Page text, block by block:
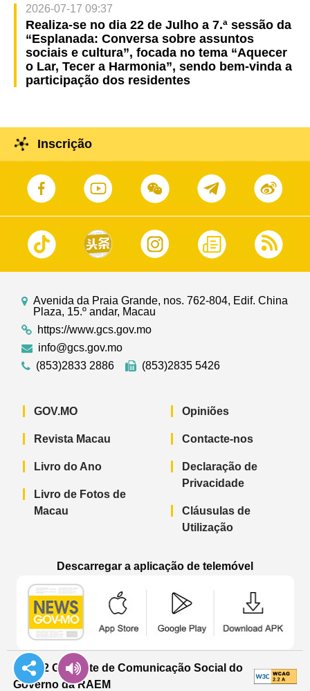
2026-07-17 09:37
Realiza-se no dia 22 de Julho a 7.ª sessão da
“Esplanada: Conversa sobre assuntos
sociais e cultura”, focada no tema “Aquecer
o Lar, Tecer a Harmonia”, sendo bem-vinda a
participação dos residentes
Inscrição
Avenida da Praia Grande, nos. 762-804, Edif. China
Plaza, 15.º andar, Macau
https://www.gcs.gov.mo
info@gcs.gov.mo
(853)2833 2886
(853)2835 5426
GOV.MO
Revista Macau
Livro do Ano
Livro de Fotos de
Macau
Opiniões
Contacte-nos
Declaração de
Privacidade
Cláusulas de
Utilização
Descarregar a aplicação de telemóvel
© 2022 Gabinete de Comunicação Social do
Governo da RAEM